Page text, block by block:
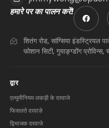
हमारे पर का पालन करें!
शितंग रोड, सांग्सिया इंडस्ट्रियल
फोशान सिटी, गुयाङ्ग्डोंग प्रोविन्स,
द्वार
एल्यूमीनियम लकड़ी के दरवाजे
फिसलते दरवाज़े
द्विभाजक दरवाजे